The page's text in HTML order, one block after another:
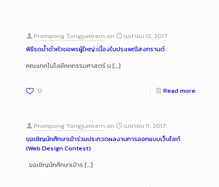
Prompong Tongjumrern on
เมษายน 12, 2017
พิธีรดน้ำดำหัวขอพรผู้ใหญ่ เนื่องในประเพณีสงกรานต์
คณะเทคโนโลยีคหกรรมศาสตร์ น […]
0 Read more
Prompong Tongjumrern on
เมษายน 11, 2017
ขอเชิญนักศึกษาเข้าร่วมประกวดผลงานการออกแบบเว็บไซต์
(Web Design Contest)
ขอเชิญนักศึกษาเข้าร […]